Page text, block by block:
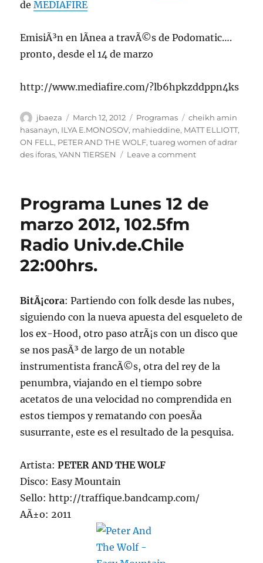
deMEDIAFIRE
EmisiÃ³n en lÃ­nea a travÃ©s de Podomatic….
pronto, desde el 14 de marzo
http://www.mediafire.com/?lb6hpkzddppn4ks
Author
jbaeza
Posted
on
March 12, 2012 Categories
Programas Tags
cheikh amin
hasanayn, ILYA E.MONOSOV, mahieddine, MATT ELLIOTT,
ON FELL , PETER AND THE WOLF,tuareg women of adrar
des iforas,YANN TIERSEN Leave a commenton
2012
Programa Lunes 12 de
marzo 2012, 102.5fm
Radio Univ.de.Chile
22:00hrs.
BitÃ¡cora: Partiendo con folk desde las nubes,
siguiendo con la nueva apuesta del esqueleto de
los ex-Hood, otro paso atrÃ¡s con un disco que
se nos pasÃ³ de largo de un notable
instrumentista francÃ©s, otra del rey de la
penumbra, viajando en el tiempo sobre
acetatos de una velocidad no comprendida en
estos tiempos y rematando con poesÃ­a
susurrante, este es el resultado de la pesquisa.
Artista:PETER AND THE WOLF
Disco: Easy Mountain
Sello: http://traffique.bandcamp.com/
AÃ±o: 2011